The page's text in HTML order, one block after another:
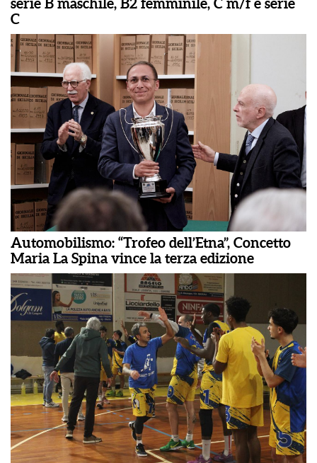
serie B maschile, B2 femminile, C m/f e serie
C
Automobilismo: “Trofeo dell’Etna”, Concetto
Maria La Spina vince la terza edizione